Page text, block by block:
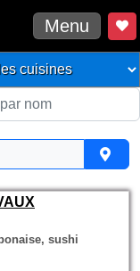
Menu
sushi